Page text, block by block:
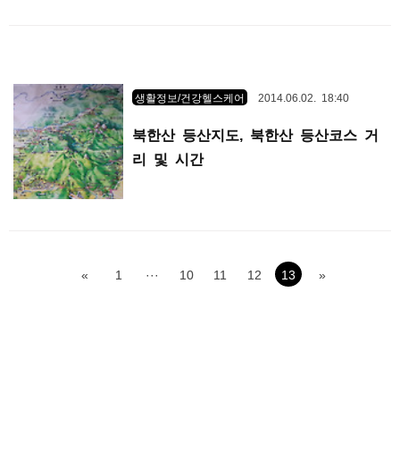
생활정보/건강헬스케어 2014.06.02. 18:40
북한산 등산지도, 북한산 등산코스 거
리 및 시간
« 1 ··· 10 11 12 13 »